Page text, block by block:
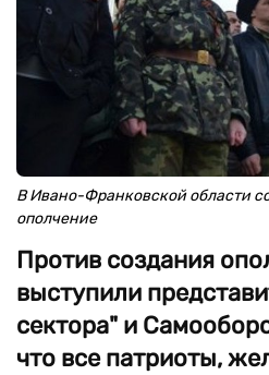
В Ивано-Франковской области
ополчение
Против создания
выступили
сектора" и
что все патриоты,